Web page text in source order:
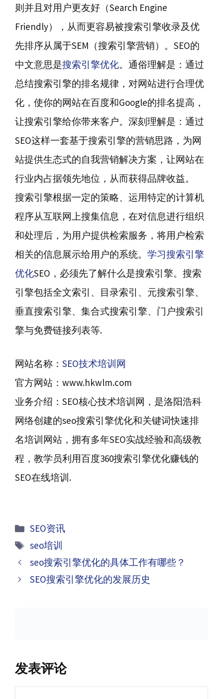
则并且对用户更友好（Search Engine
Friendly），从而更容易被搜索引擎收录及优
先排序从属于SEM（搜索引擎营销）。SEO的
中文意思是搜索引擎优化。通俗理解是：通过
总结搜索引擎的排名规律，对网站进行合理优
化，使你的网站在百度和Google的排名提高，
让搜索引擎给你带来客户。深刻理解是：通过
SEO这样一套基于搜索引擎的营销思路，为网
站提供生态式的自我营销解决方案，让网站在
行业内占据领先地位，从而获得品牌收益。
搜索引擎根据一定的策略、运用特定的计算机
程序从互联网上搜集信息，在对信息进行组织
和处理后，为用户提供检索服务，将用户检索
相关的信息展示给用户的系统。 学习搜索引擎
优化SEO，必须先了解什么是搜索引擎。搜索
引擎包括全文索引、目录索引、元搜索引擎、
垂直搜索引擎、集合式搜索引擎、门户搜索引
擎与免费链接列表等.
网站名称： SEO技术培训网
官方网站：www.hkwlm.com
业务介绍：SEO核心技术培训网，是洛阳浩科
网络创建的seo搜索引擎优化和关键词快速排
名培训网站，拥有多年SEO实战经验和高级教
程，教学员利用百度360搜索引擎优化赚钱的
SEO在线培训.
分
SEO资讯
标
seo培训
文
章
seo搜索引擎优化的具体工作有哪些？
SEO搜索引擎优化的发展历史
发表评论